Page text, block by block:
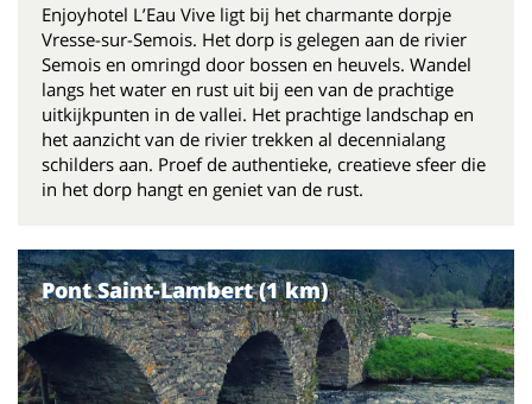
Enjoyhotel L’Eau Vive ligt bij het charmante dorpje
Vresse-sur-Semois. Het dorp is gelegen aan de rivier
Semois en omringd door bossen en heuvels. Wandel
langs het water en rust uit bij een van de prachtige
uitkijkpunten in de vallei. Het prachtige landschap en
het aanzicht van de rivier trekken al decennialang
schilders aan. Proef de authentieke, creatieve sfeer die
in het dorp hangt en geniet van de rust.
Pont Saint-Lambert (1 km)